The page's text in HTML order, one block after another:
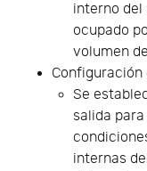
interno del
ocupado
volumen
Configuración
Se
salida
internas